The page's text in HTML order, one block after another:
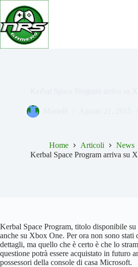
Salta
contenuto
Home Articoli
News
Kerbal Space Program arriva su
Kerbal Space Program, titolo disponibile
anche su Xbox One. Per ora non sono
dettagli, ma quello che è certo è che lo
questione potrà essere acquistato in futuro
possessori della console di casa Microsoft.